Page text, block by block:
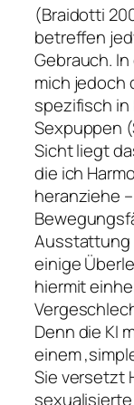
(Braidotti
betreffen
Gebrauch.
mich jedoch
spezifisch
Sexpuppen
Sicht liegt
die ich
heranziehe
Ausstattung
einige
hiermit
Denn die KI
einem
Sie versetzt